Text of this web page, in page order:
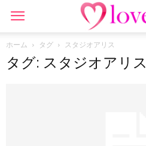
ホーム タグ スタジオアリス
タグ: スタジオアリス